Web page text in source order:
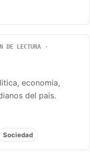
DE LECTURA
economia,
del pais.
Sociedad